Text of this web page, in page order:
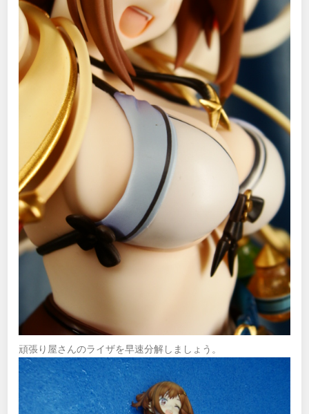
頑張り屋さんのライザを早速分解しましょう。